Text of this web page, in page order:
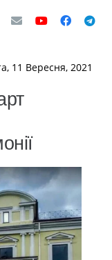
11 Вересня, 2021